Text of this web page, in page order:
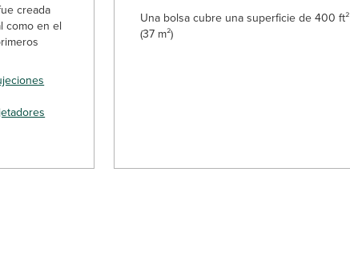
creada
como en el
Una bolsa cubre una superficie de 400 ft²
(37 m²)